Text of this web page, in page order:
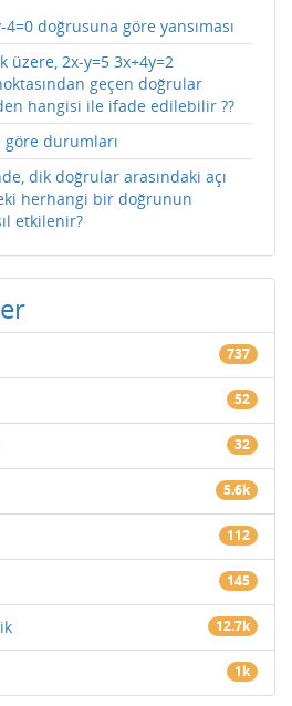
4=0 doğrusuna göre yansıması
2x-y=5 3x+4y=2
geçen doğrular
hangisi ile ifade edilebilir ??
durumları
dik doğrular arasındaki açı
herhangi bir doğrunun
etkilenir?
737
52
32
5.6k
112
145
12.7k
1k